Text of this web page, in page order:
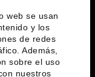
web se usan
y los
de redes
Además,
sobre el uso
nuestros